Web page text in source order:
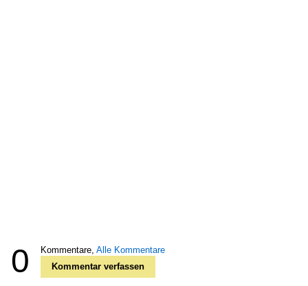
0 Kommentare, Alle Kommentare
Kommentar verfassen